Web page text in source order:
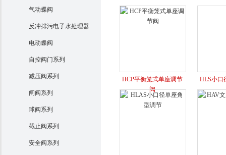
气动蝶阀
反冲排污电子水处理器
电动蝶阀
自控阀门系列
减压阀系列
闸阀系列
球阀系列
截止阀系列
安全阀系列
HCP平衡笼式单座调节
阀
HLS小口